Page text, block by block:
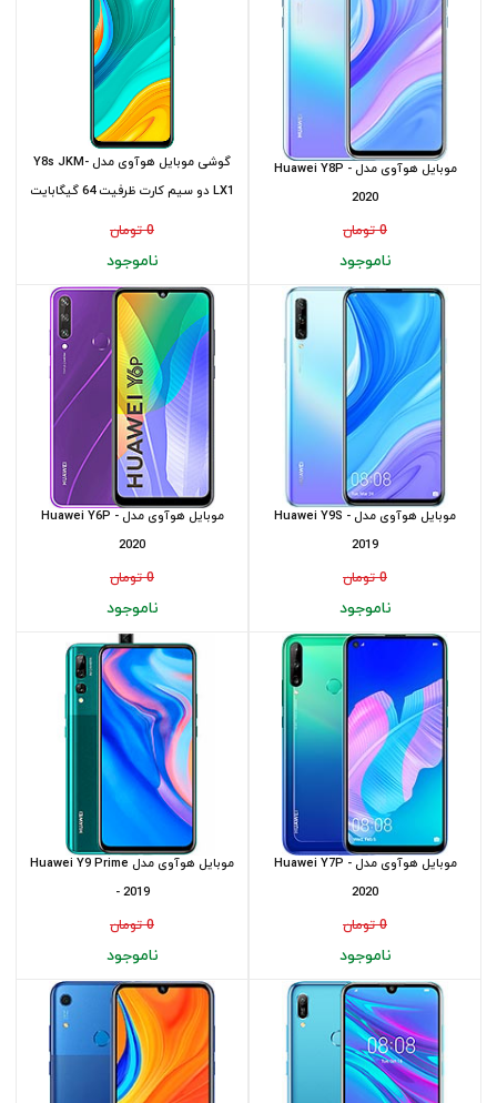
گوشی موبایل هوآوی مدل Y8s JKM-
LX1 دو سیم کارت ظرفیت 64 گیگابایت
0 تومان
ناموجود
موبایل هوآوی مدل Huawei Y8P -
2020
0 تومان
ناموجود
موبایل هوآوی مدل Huawei Y6P -
2020
0 تومان
ناموجود
موبایل هوآوی مدل Huawei Y9S -
2019
0 تومان
ناموجود
موبایل هوآوی مدل Huawei Y9 Prime
- 2019
0 تومان
ناموجود
موبایل هوآوی مدل Huawei Y7P -
2020
0 تومان
ناموجود